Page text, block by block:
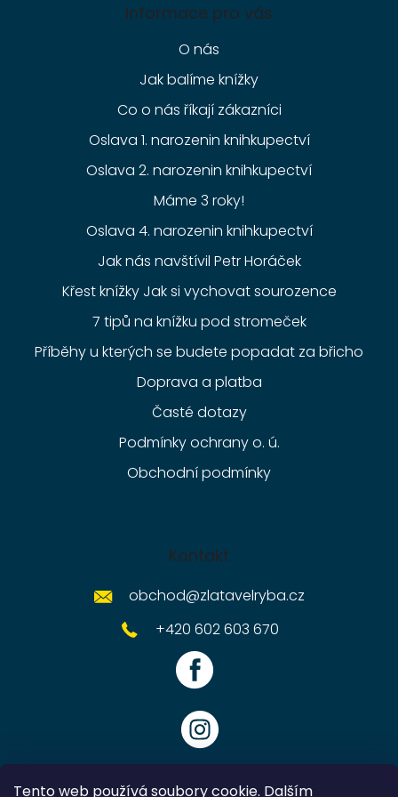
Tento web používá soubory cookie. Dalším
Informace pro vás
O nás
Jak balíme knížky
Co o nás říkají zákazníci
Oslava 1. narozenin knihkupectví
Oslava 2. narozenin knihkupectví
Máme 3 roky!
Oslava 4. narozenin knihkupectví
Jak nás navštívil Petr Horáček
Křest knížky Jak si vychovat sourozence
7 tipů na knížku pod stromeček
Příběhy u kterých se budete popadat za břicho
Doprava a platba
Časté dotazy
Podmínky ochrany o. ú.
Obchodní podmínky
Kontakt
obchod@zlatavelryba.cz
+420 602 603 670